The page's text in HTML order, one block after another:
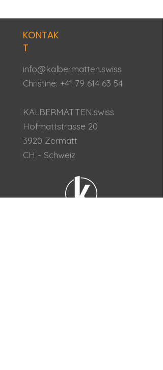
KONTAK
T
info@kalbermatten.swiss
Christine: +41 79 614 63 54
KALBERMATTEN.swiss
Hofmattstrasse 20
3920 Zermatt
CH - Schweiz